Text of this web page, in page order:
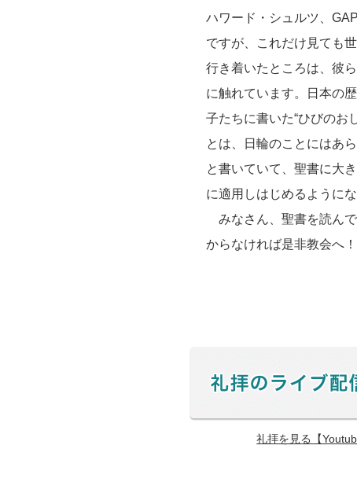
ハワード・シュルツ、
ですが、これだけ見ても
行き着いたところは、彼
に触れています。日本の
子たちに書いた“ひびのお
とは、日輪のことにはあ
と書いていて、聖書に大
に適用しはじめるように
みなさん、聖書を読ん
からなければ是非教会へ！
礼拝を見る【